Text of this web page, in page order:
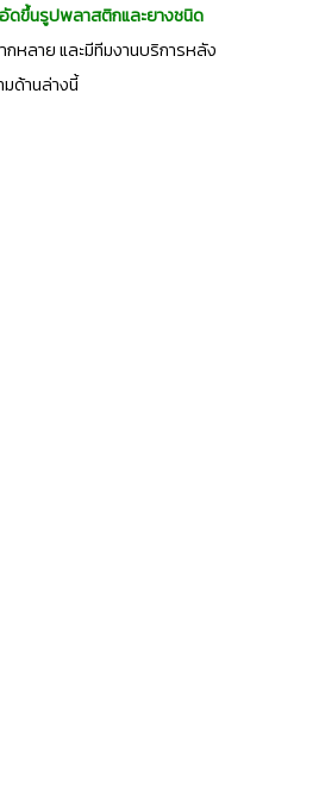
ดขึ้นรูปพลาสติกและยางชนิด
กหลาย และมีทีมงานบริการหลัง
ด้านล่างนี้